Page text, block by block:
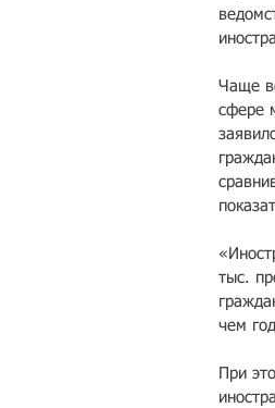
Чаще
сфере
тыс.
чем
При